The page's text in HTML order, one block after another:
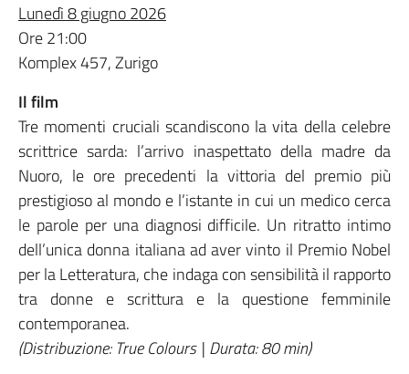
Lunedì 8 giugno 2026
Ore 21:00
Komplex 457, Zurigo
Il film
Tre momenti cruciali scandiscono la vita della celebre
scrittrice sarda: l’arrivo inaspettato della madre da
Nuoro, le ore precedenti la vittoria del premio più
prestigioso al mondo e l’istante in cui un medico cerca
le parole per una diagnosi difficile. Un ritratto intimo
dell’unica donna italiana ad aver vinto il Premio Nobel
per la Letteratura, che indaga con sensibilità il rapporto
tra donne e scrittura e la questione femminile
contemporanea.
(Distribuzione: True Colours | Durata: 80 min)